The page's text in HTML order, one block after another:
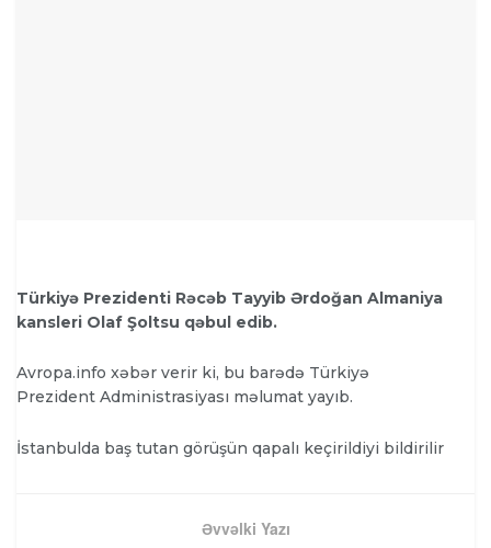
Türkiyə Prezidenti Rəcəb Tayyib Ərdoğan Almaniya
kansleri Olaf Şoltsu qəbul edib.
Avropa.info xəbər verir ki, bu barədə Türkiyə
Prezident Administrasiyası məlumat yayıb.
İstanbulda baş tutan görüşün qapalı keçirildiyi bildirilir
Əvvəlki Yazı